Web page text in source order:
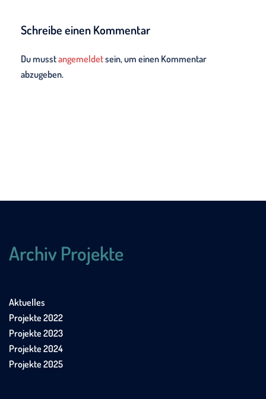
Schreibe einen Kommentar
Du musstangemeldetsein, um einen Kommentar
abzugeben.
Archiv Projekte
Aktuelles
Projekte 2022
Projekte 2023
Projekte 2024
Projekte 2025